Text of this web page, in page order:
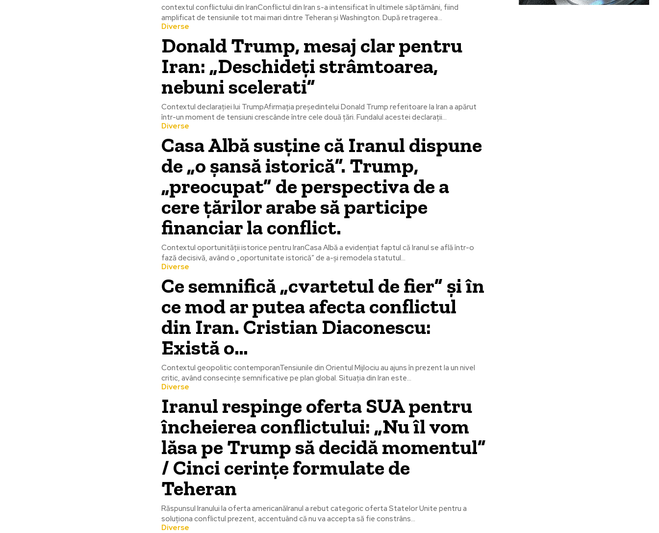
contextul conflictului din IranConflictul din Iran s-a intensificat în ultimele săptămâni, fiind
amplificat de tensiunile tot mai mari dintre Teheran și Washington. După retragerea...
Diverse
Donald Trump, mesaj clar pentru
Iran: „Deschideți strâmtoarea,
nebuni scelerati”
Contextul declarației lui TrumpAfirmația președintelui Donald Trump referitoare la Iran a apărut
într-un moment de tensiuni crescânde între cele două țări. Fundalul acestei declarații...
Diverse
Casa Albă susține că Iranul dispune
de „o șansă istorică”. Trump,
„preocupat” de perspectiva de a
cere țărilor arabe să participe
financiar la conflict.
Contextul oportunității istorice pentru IranCasa Albă a evidențiat faptul că Iranul se află într-o
fază decisivă, având o „oportunitate istorică” de a-și remodela statutul...
Diverse
Ce semnifică „cvartetul de fier” și în
ce mod ar putea afecta conflictul
din Iran. Cristian Diaconescu:
Există o…
Contextul geopolitic contemporanTensiunile din Orientul Mijlociu au ajuns în prezent la un nivel
critic, având consecințe semnificative pe plan global. Situația din Iran este...
Diverse
Iranul respinge oferta SUA pentru
încheierea conflictului: „Nu îl vom
lăsa pe Trump să decidă momentul”
/ Cinci cerințe formulate de
Teheran
Răspunsul Iranului la oferta americanăIranul a rebut categoric oferta Statelor Unite pentru a
soluționa conflictul prezent, accentuând că nu va accepta să fie constrâns...
Diverse